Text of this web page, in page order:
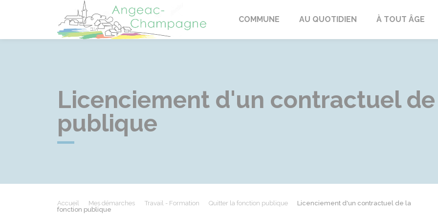
Angeac-Champagne
COMMUNE AU QUOTIDIEN À TOUT ÂGE
Licenciement d'un contractuel
publique
Accueil Mes démarches Travail - Formation Quitter la fonction publique
Licenciement d'un contractuel de la
fonction publique